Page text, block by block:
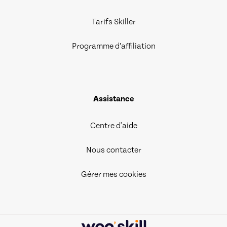
Tarifs Skiller
Programme d’affiliation
Assistance
Centre d'aide
Nous contacter
Gérer mes cookies